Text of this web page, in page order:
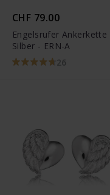
CHF 79.00
Engelsrufer Ankerkette
Silber - ERN-A
26